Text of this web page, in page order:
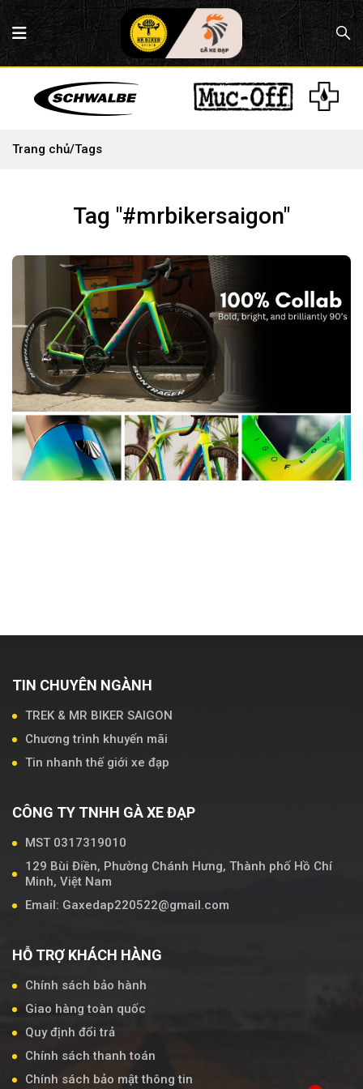
Trang chủ/Tags
Tag "#mrbikersaigon"
TIN CHUYÊN NGÀNH
TREK & MR BIKER SAIGON
Chương trình khuyến mãi
Tin nhanh thế giới xe đạp
CÔNG TY TNHH GÀ XE ĐẠP
MST 0317319010
129 Bùi Điền, Phường Chánh Hưng, Thành phố Hồ Chí
Minh, Việt Nam
Email: Gaxedap220522@gmail.com
HỖ TRỢ KHÁCH HÀNG
Chính sách bảo hành
Giao hàng toàn quốc
Quy định đổi trả
Chính sách thanh toán
Chính sách bảo mật thông tin